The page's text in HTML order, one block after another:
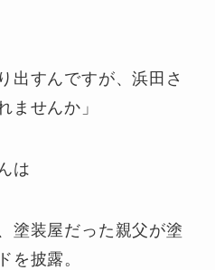
出すんですが、浜田さ
ませんか」
は
塗装屋だった親父が塗
披露。